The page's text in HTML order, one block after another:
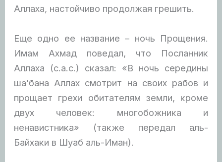
Аллаха, настойчиво продолжая грешить.
Еще одно ее название – ночь Прощения.
Имам Ахмад поведал, что Посланник
Аллаха (с.а.с.) сказал: «В ночь середины
ша’бана Аллах смотрит на своих рабов и
прощает грехи обитателям земли, кроме
двух человек: многобожника и
ненавистника» (также передал аль-
Байхаки в Шуаб аль-Иман).